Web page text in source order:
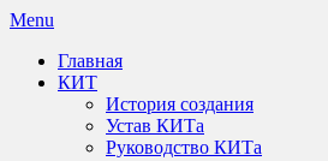
Skip
content
Menu
Главная
КИТ
История создания
Устав КИТа
Руководство КИТа